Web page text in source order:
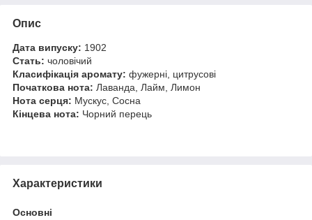
Опис
Дата випуску: 1902
Стать: чоловічий
Класифікація аромату: фужерні, цитрусові
Початкова нота: Лаванда, Лайм, Лимон
Нота серця: Мускус, Сосна
Кінцева нота: Чорний перець
Характеристики
Основні